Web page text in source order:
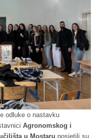
odluke o nastavku
Agronomskog i
u Mostaru posjetili su